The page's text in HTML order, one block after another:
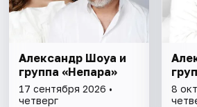
Александр Шоуа и
группа «Непара»
17 сентября 2026 •
четверг
8